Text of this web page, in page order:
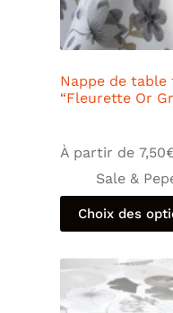
Nappe de table
“Fleurette Or
À partir de 7,50
Sale &
Choix des